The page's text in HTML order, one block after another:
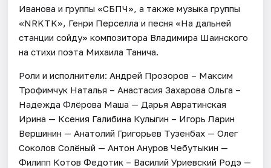
Иванова и группы «СБПЧ», а также музыка группы
«NRKTK», Генри Перселла и песня «На дальней
станции сойду» композитора Владимира Шаинского
на стихи поэта Михаила Танича.
Роли и исполнители: Андрей Прозоров – Максим
Трофимчук Наталья – Анастасия Захарова Ольга –
Надежда Флёрова Маша — Дарья Авратинская
Ирина — Ксения Галибина Кулыгин – Игорь Ларин
Вершинин — Анатолий Григорьев Тузенбах — Олег
Соколов Солёный — Антон Ануров Чебутыкин —
Филипп Котов Федотик – Василий Уриевский Родэ —